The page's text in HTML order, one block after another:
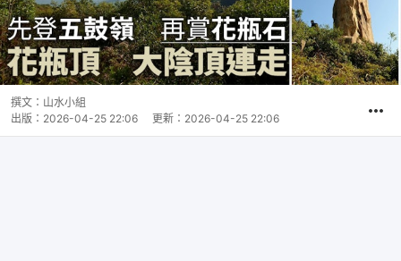
撰文： 山水小組
出版： 2026-04-25 22:06 更新： 2026-04-25 22:06